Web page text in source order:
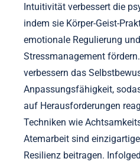
Intuitivität verbessert die
indem sie Körper-Geist-
emotionale Regulierung
Stressmanagement
verbessern das
Anpassungsfähigkeit,
auf Herausforderungen
Techniken wie
Atemarbeit sind
Resilienz beitragen.